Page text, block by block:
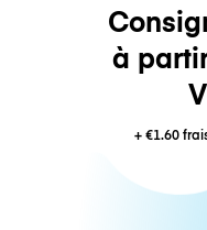
à
+€1.60